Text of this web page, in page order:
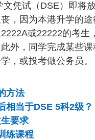
文凭试（DSE）即将
，因为本港升学的
或22222的考
外，同学完成某些
，或投考做公务员。
方法
相当于DSE 5科2级？
要求
练课程